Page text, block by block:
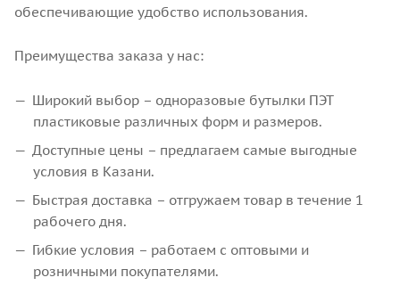
обеспечивающие удобство использования.
Преимущества заказа у нас:
Широкий выбор – одноразовые бутылки ПЭТ
пластиковые различных форм и размеров.
Доступные цены – предлагаем самые выгодные
условия в Казани.
Быстрая доставка – отгружаем товар в течение 1
рабочего дня.
Гибкие условия – работаем с оптовыми и
розничными покупателями.